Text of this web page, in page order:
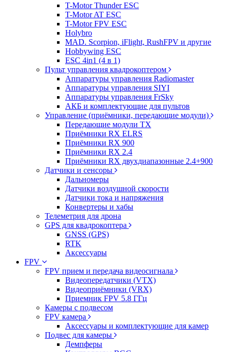
T-Motor Thunder ESC
T-Motor AT ESC
T-Motor FPV ESC
Holybro
MAD. Scorpion, iFlight, RushFPV и другие
Hobbywing ESC
ESC 4in1 (4 в 1)
Пульт управления квадрокоптером
Аппаратуры управления Radiomaster
Аппаратуры управления SIYI
Аппаратуры управления FrSky
АКБ и комплектующие для пультов
Управление (приёмники, передающие модули)
Передающие модули TX
Приёмники RX ELRS
Приёмники RX 900
Приёмники RX 2.4
Приёмники RX двухдиапазонные 2.4+900
Датчики и сенсоры
Дальномеры
Датчики воздушной скорости
Датчики тока и напряжения
Конвертеры и хабы
Телеметрия для дрона
GPS для квадрокоптера
GNSS (GPS)
RTK
Аксессуары
FPV
FPV прием и передача видеосигнала
Видеопередатчики (VTX)
Видеоприёмники (VRX)
Приемник FPV 5.8 ГГц
Камеры с подвесом
FPV камера
Аксессуары и комплектующие для камер
Подвес для камеры
Демпферы